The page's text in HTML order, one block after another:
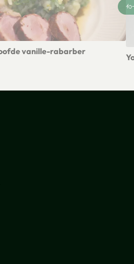
vanille-rabarber
met gestoofde vanille-